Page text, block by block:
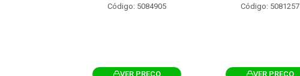
Código: 5084905
VER PREÇO
Código: 5081257
VER PREÇO